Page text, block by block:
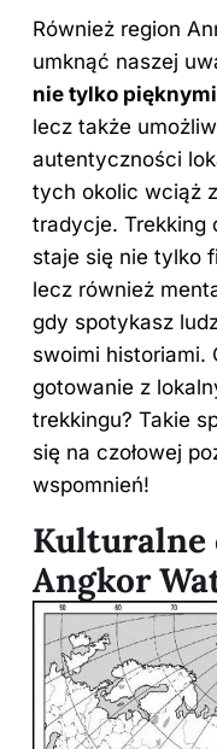
Również region
umknąć naszej
nie tylko
lecz także
autentyczności
tych okolic wciąż
tradycje. Trekking
staje się nie tylko
lecz również
gdy spotykasz
swoimi historiami.
gotowanie z
trekkingu? Takie
się na czołowej
wspomnień!
Kulturalne
Angkor